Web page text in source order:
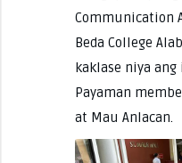
Communication
Beda College
kaklase niya ang
Payaman
at Mau Anlacan.